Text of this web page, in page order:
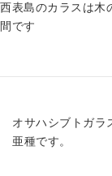
西表島のカラスは木
間です
オサハシブトガラ
亜種です。